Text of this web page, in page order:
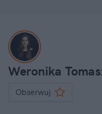
Weronika
Obserwuj